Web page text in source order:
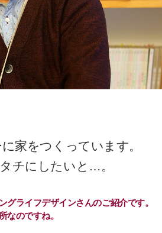
家をつくっています。
チにしたいと…。
ライフデザインさんのご紹介です。
なのですね。